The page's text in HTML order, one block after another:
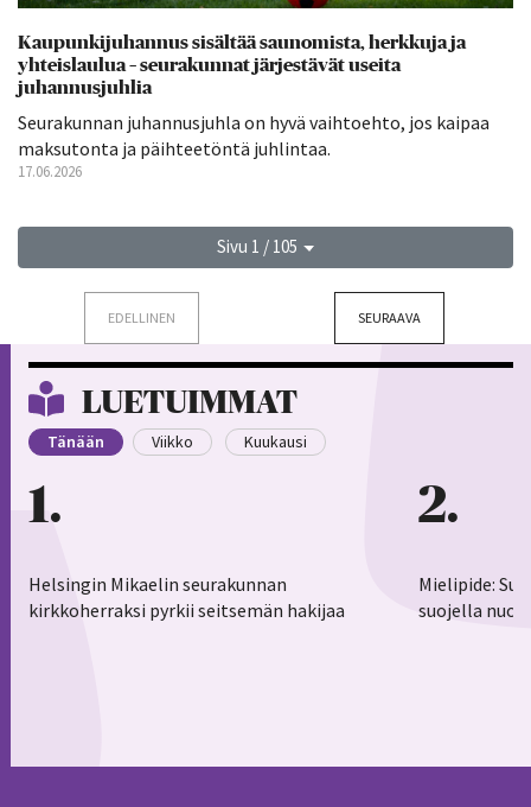
Kaupunkijuhannus sisältää saunomista, herkkuja ja
yhteislaulua – seurakunnat järjestävät useita
juhannusjuhlia
Seurakunnan juhannusjuhla on hyvä vaihtoehto, jos kaipaa
maksutonta ja päihteetöntä juhlintaa.
17.06.2026
Sivu 1 / 105
EDELLINEN SEURAAVA
LUETUIMMAT
Tänään Viikko Kuukausi
1
Helsingin Mikaelin seurakunnan
kirkkoherraksi pyrkii seitsemän hakijaa
2
Mielipide:
suojella